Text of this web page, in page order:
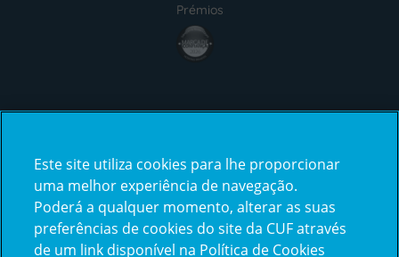
Prémios
award4
certification2certification3
Este site utiliza cookies para lhe proporcionar
uma melhor experiência de navegação.
Poderá a qualquer momento, alterar as suas
preferências de cookies do site da CUF através
de um link disponível na Política de Cookies